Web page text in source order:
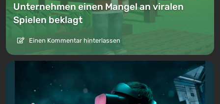
Unternehmen einen Mangel an viralen
Spielen beklagt
Einen Kommentar hinterlassen